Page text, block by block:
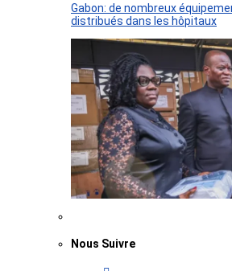
Gabon: de nombreux
distribués dans les hôpitaux
Nous Suivre